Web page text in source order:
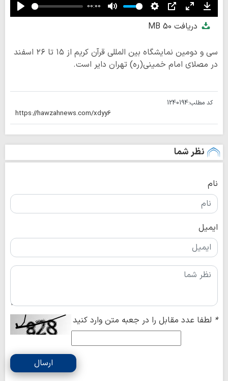
Play
00:00
Mute Settings
PIP Enter
fullscreenدریافت 50 MB
سی و دومین نمایشگاه بین المللی قرآن کریم از ۱۵ تا ۲۶ اسفند
در مصلای امام خمینی(ره) تهران دایر است.
کد مطلب:1240194
نظر شما
نام
ایمیل
* لطفا عدد مقابل را در جعبه متن وارد کنید
ارسال